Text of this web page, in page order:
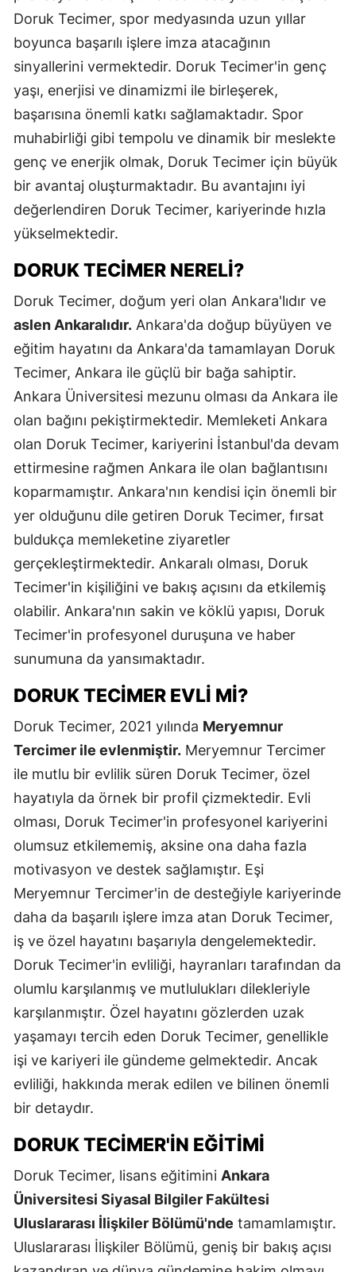
Doruk Tecimer, spor medyasında uzun yıllar
boyunca başarılı işlere imza atacağının
sinyallerini vermektedir. Doruk Tecimer'in genç
yaşı, enerjisi ve dinamizmi ile birleşerek,
başarısına önemli katkı sağlamaktadır. Spor
muhabirliği gibi tempolu ve dinamik bir meslekte
genç ve enerjik olmak, Doruk Tecimer için büyük
bir avantaj oluşturmaktadır. Bu avantajını iyi
değerlendiren Doruk Tecimer, kariyerinde hızla
yükselmektedir.
DORUK TECIMER NERELI?
Doruk Tecimer, doğum yeri olan Ankara'lıdır ve
aslen Ankaralıdır. Ankara'da doğup büyüyen ve
eğitim hayatını da Ankara'da tamamlayan Doruk
Tecimer, Ankara ile güçlü bir bağa sahiptir.
Ankara Üniversitesi mezunu olması da Ankara ile
olan bağını pekiştirmektedir. Memleketi Ankara
olan Doruk Tecimer, kariyerini İstanbul'da devam
ettirmesine rağmen Ankara ile olan bağlantısını
koparmamıştır. Ankara'nın kendisi için önemli bir
yer olduğunu dile getiren Doruk Tecimer, fırsat
buldukça memleketine ziyaretler
gerçekleştirmektedir. Ankaralı olması, Doruk
Tecimer'in kişiliğini ve bakış açısını da etkilemiş
olabilir. Ankara'nın sakin ve köklü yapısı, Doruk
Tecimer'in profesyonel duruşuna ve haber
sunumuna da yansımaktadır.
DORUK TECIMER EVLI MI?
Doruk Tecimer, 2021 yılında Meryemnur
Tercimer ile evlenmiştir. Meryemnur Tercimer
ile mutlu bir evlilik süren Doruk Tecimer, özel
hayatıyla da örnek bir profil çizmektedir. Evli
olması, Doruk Tecimer'in profesyonel kariyerini
olumsuz etkilememiş, aksine ona daha fazla
motivasyon ve destek sağlamıştır. Eşi
Meryemnur Tercimer'in de desteğiyle kariyerinde
daha da başarılı işlere imza atan Doruk Tecimer,
iş ve özel hayatını başarıyla dengelemektedir.
Doruk Tecimer'in evliliği, hayranları tarafından da
olumlu karşılanmış ve mutlulukları dilekleriyle
karşılanmıştır. Özel hayatını gözlerden uzak
yaşamayı tercih eden Doruk Tecimer, genellikle
işi ve kariyeri ile gündeme gelmektedir. Ancak
evliliği, hakkında merak edilen ve bilinen önemli
bir detaydır.
DORUK TECIMER'IN EĞITIMI
Doruk Tecimer, lisans eğitimini Ankara
Üniversitesi Siyasal Bilgiler Fakültesi
Uluslararası İlişkiler Bölümü'nde tamamlamıştır.
Uluslararası İlişkiler Bölümü, geniş bir bakış açısı